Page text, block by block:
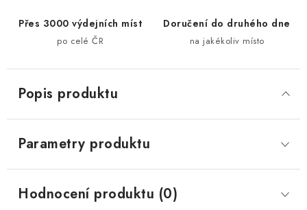
Přes 3000 výdejních míst
po celé ČR
Doručení do druhého dne
na jakékoliv místo
Popis produktu
Parametry produktu
Hodnocení produktu (0)